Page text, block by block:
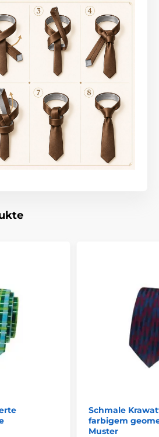
Schmale
farbigem
Muster